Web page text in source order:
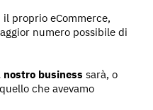
il proprio eCommerce,
numero possibile di
business sarà, o
che avevamo